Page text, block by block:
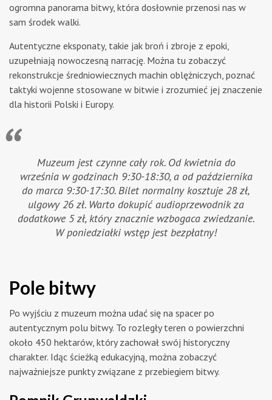
ogromna panorama bitwy, która dosłownie przenosi nas w
sam środek walki.
Autentyczne eksponaty, takie jak broń i zbroje z epoki,
uzupełniają nowoczesną narrację. Można tu zobaczyć
rekonstrukcje średniowiecznych machin oblężniczych, poznać
taktyki wojenne stosowane w bitwie i zrozumieć jej znaczenie
dla historii Polski i Europy.
Muzeum jest czynne cały rok. Od kwietnia do
września w godzinach 9:30-18:30, a od października
do marca 9:30-17:30. Bilet normalny kosztuje 28 zł,
ulgowy 26 zł. Warto dokupić audioprzewodnik za
dodatkowe 5 zł, który znacznie wzbogaca zwiedzanie.
W poniedziałki wstęp jest bezpłatny!
Pole bitwy
Po wyjściu z muzeum można udać się na spacer po
autentycznym polu bitwy. To rozległy teren o powierzchni
około 450 hektarów, który zachował swój historyczny
charakter. Idąc ścieżką edukacyjną, można zobaczyć
najważniejsze punkty związane z przebiegiem bitwy.